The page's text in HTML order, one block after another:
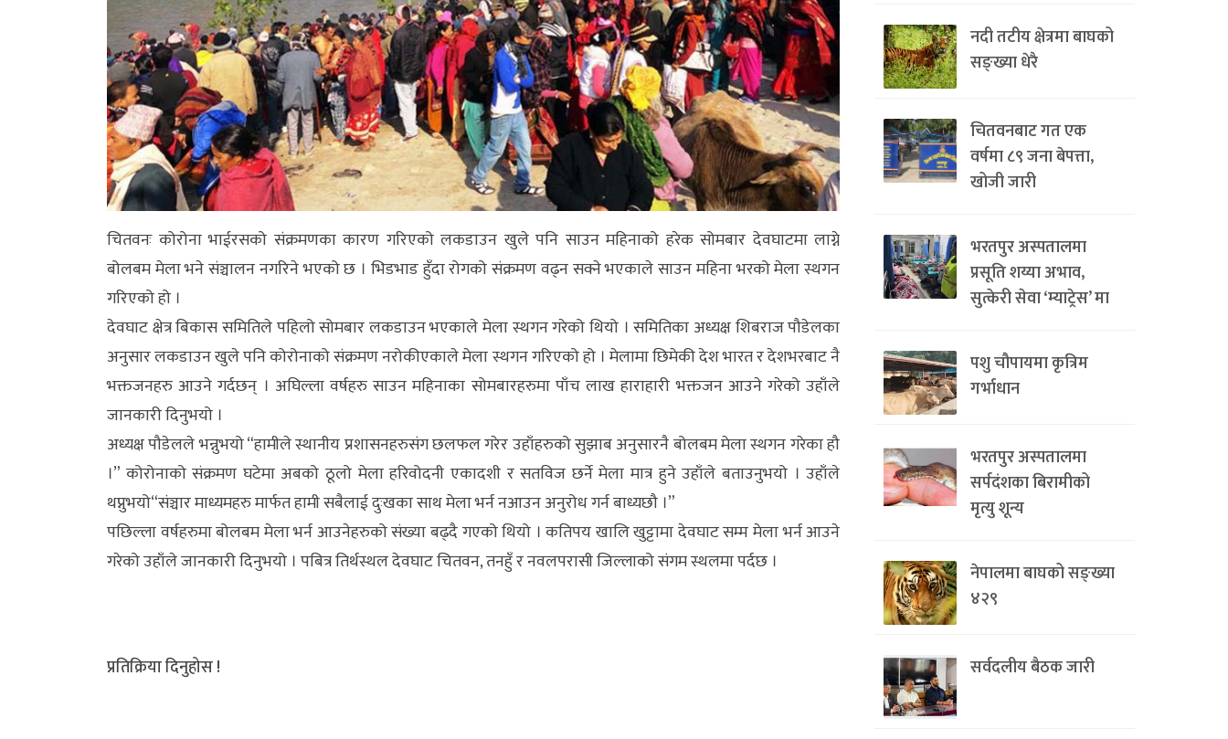
चितवनः कोरोना भाईरसको संक्रमणका कारण गरिएको लकडाउन खुले पनि साउन महिनाको हरेक सोमबार देवघाटमा लाग्ने
बोलबम मेला भने संञ्चालन नगरिने भएको छ । भिडभाड हुँदा रोगको संक्रमण वढ्न सक्ने भएकाले साउन महिना भरको मेला स्थगन
गरिएको हो ।
देवघाट क्षेत्र बिकास समितिले पहिलो सोमबार लकडाउन भएकाले मेला स्थगन गरेको थियो । समितिका अध्यक्ष शिबराज पौडेलका
अनुसार लकडाउन खुले पनि कोरोनाको संक्रमण नरोकीएकाले मेला स्थगन गरिएको हो । मेलामा छिमेकी देश भारत र देशभरबाट नै
भक्तजनहरु आउने गर्दछन् । अघिल्ला वर्षहरु साउन महिनाका सोमबारहरुमा पाँच लाख हाराहारी भक्तजन आउने गरेको उहाँले
जानकारी दिनुभयो ।
अध्यक्ष पौडेलले भन्नुभयो “हामीले स्थानीय प्रशासनहरुसंग छलफल गरेर उहाँहरुको सुझाब अनुसारनै बोलबम मेला स्थगन गरेका हौ
।” कोरोनाको संक्रमण घटेमा अबको ठूलो मेला हरिवोदनी एकादशी र सतविज छर्ने मेला मात्र हुने उहाँले बताउनुभयो । उहाँले
थप्नुभयो“संञ्चार माध्यमहरु मार्फत हामी सबैलाई दुःखका साथ मेला भर्न नआउन अनुरोध गर्न बाध्यछौ ।”
पछिल्ला वर्षहरुमा बोलबम मेला भर्न आउनेहरुको संख्या बढ्दै गएको थियो । कतिपय खालि खुट्टामा देवघाट सम्म मेला भर्न आउने
गरेको उहाँले जानकारी दिनुभयो । पबित्र तिर्थस्थल देवघाट चितवन, तनहुँ र नवलपरासी जिल्लाको संगम स्थलमा पर्दछ ।
प्रतिक्रिया दिनुहोस !
नदी तटीय क्षेत्रमा बाघको
सङ्ख्या धेरै
चितवनबाट गत एक
वर्षमा ८९ जना बेपत्ता,
खोजी जारी
भरतपुर अस्पतालमा
प्रसूति शय्या अभाव,
सुत्केरी सेवा ‘म्याट्रेस’ मा
पशु चौपायमा कृत्रिम
गर्भाधान
भरतपुर अस्पतालमा
सर्पदंशका बिरामीको
मृत्यु शून्य
नेपालमा बाघको सङ्ख्या
४२९
सर्वदलीय बैठक जारी